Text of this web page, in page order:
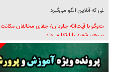
نسلی که آنلاین الگو می‌گیرد
گفت‌وگو با آیت‌الله جاودان/ جفای مخالفان مکانت
معنوی رهبر شهید را ارتقا می‌داد
راننده مست به قانون می‌خندد
همه آقای دوربینی شده‌ایم!